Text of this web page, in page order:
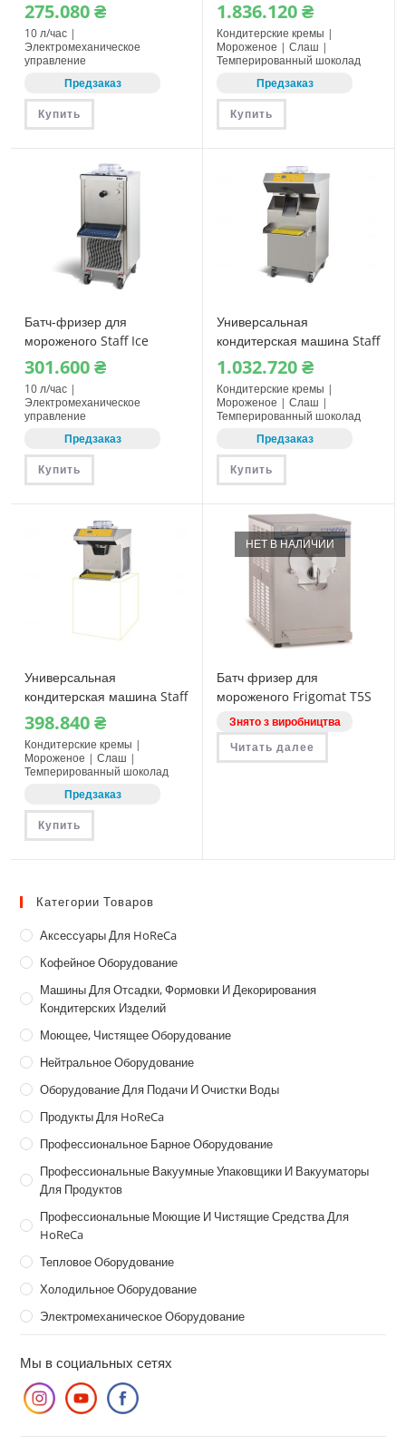
System BTM10
275.080₴
10 л/час |
Электромеханическое
управление
Предзаказ
Купить
RoboCream R4021
1.836.120₴
Кондитерские кремы |
Мороженое | Слаш |
Темперированный шоколад
Предзаказ
Купить
Батч-фризер для
мороженого Staff Ice
System BFM10
301.600₴
10 л/час |
Электромеханическое
управление
Предзаказ
Купить
Универсальная
кондитерская машина Staff
RoboCream R151 MED
1.032.720₴
Кондитерские кремы |
Мороженое | Слаш |
Темперированный шоколад
Предзаказ
Купить
Универсальная
кондитерская машина Staff
RoboCream RT51
398.840₴
Кондитерские кремы |
Мороженое | Слаш |
Темперированный шоколад
Предзаказ
Купить
НЕТ В НАЛИЧИИ
Батч фризер для
мороженого Frigomat T5S
Знято з виробництва
Читать далее
Категории Товаров
Аксессуары Для HoReCa
Кофейное Оборудование
Машины Для Отсадки, Формовки И Декорирования
Кондитерских Изделий
Моющее, Чистящее Оборудование
Нейтральное Оборудование
Оборудование Для Подачи И Очистки Воды
Продукты Для HoReCa
Профессиональное Барное Оборудование
Профессиональные Вакуумные Упаковщики И Вакууматоры
Для Продуктов
Профессиональные Моющие И Чистящие Средства Для
HoReCa
Тепловое Оборудование
Холодильное Оборудование
Электромеханическое Оборудование
Мы в социальных сетях